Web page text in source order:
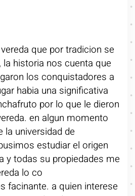
que por tradicion se
historia nos cuenta que
los conquistadores a
habia una significativa
por lo que le dieron
en algun momento
la universidad de
estudiar el origen
y todas su propiedades me
lo co
facinante. a quien interese